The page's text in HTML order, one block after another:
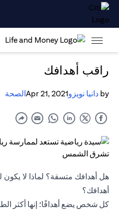
راقب أهدافك
by دانيا نويزوApr 21, 2021الصحة
هل أهدافك متسقة؟ لماذا لا يكون
أهدافك؟
كل شخص يضع أهدافًا؛ إنها أكثر